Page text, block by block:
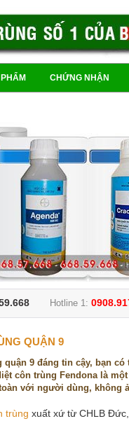
CHỨNG NHẬN
Hotline 1:
QUẬN 9
9 đáng tin cậy, bạn
côn trùng Fendona là
với người dùng,
trùng xuất xứ từ CHLB